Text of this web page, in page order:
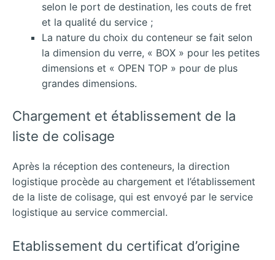
selon le port de destination, les couts de fret
et la qualité du service ;
La nature du choix du conteneur se fait selon
la dimension du verre, « BOX » pour les petites
dimensions et « OPEN TOP » pour de plus
grandes dimensions.
Chargement et établissement de la
liste de colisage
Après la réception des conteneurs, la direction
logistique procède au chargement et l’établissement
de la liste de colisage, qui est envoyé par le service
logistique au service commercial.
Etablissement du certificat d’origine